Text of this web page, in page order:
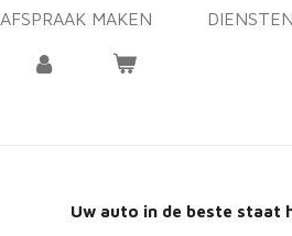
AFSPRAAK MAKEN DIENSTEN
Uw auto in de beste staat